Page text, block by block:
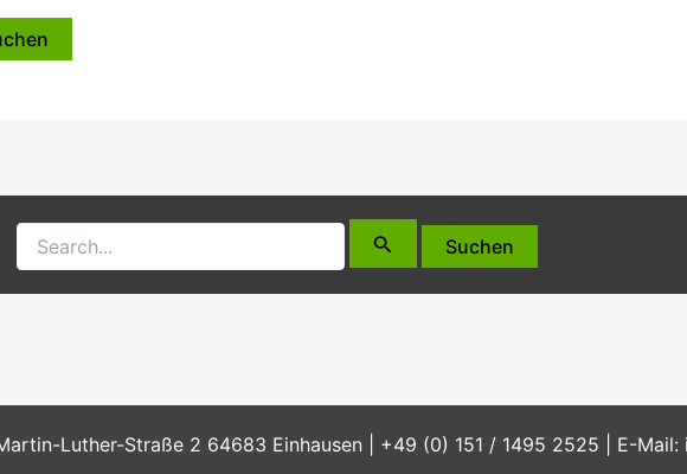
Luther-Straße 2 64683 Einhausen | +49 (0) 151 / 1495 2525 | E-